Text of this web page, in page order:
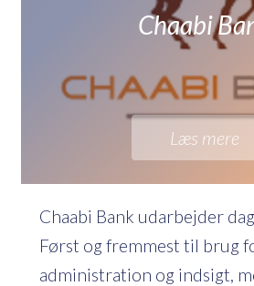
Chaabi
Læs mere
Chaabi Bank udarbejder
Først og fremmest til brug
administration og indsigt,